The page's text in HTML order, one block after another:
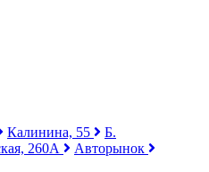
Калинина, 55
Б.
260А
Авторынок